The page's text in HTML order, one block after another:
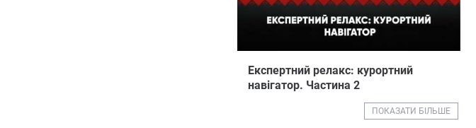
Експертний релакс: курортний
навігатор. Частина 2
ПОКАЗАТИ БІЛЬШЕ